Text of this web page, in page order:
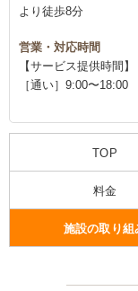
より徒歩8分
営業・対応時間
【サービス提供時間】
［通い］9:00〜18:00
TOP
料金
施設の取り組